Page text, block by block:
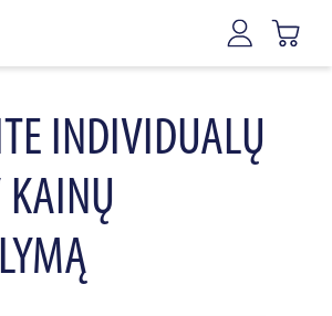
INDIVIDUALŲ
KAINŲ